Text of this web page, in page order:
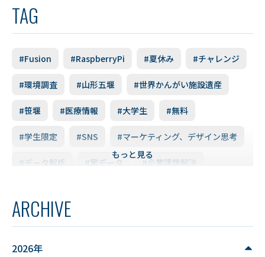
TAG
#Fusion #RaspberryPi #夏休み #チャレンジ
#環境調査 #山形五堰 #世界かんがい施設遺産
#笹堰 #医療情報 #大学生 #無料
#学生限定 #SNS #マーケティング、デザイン思考
#データ解析 #実データ #企業課題解決
#YUDS #庄内地方
もっと見る
ARCHIVE
2026年